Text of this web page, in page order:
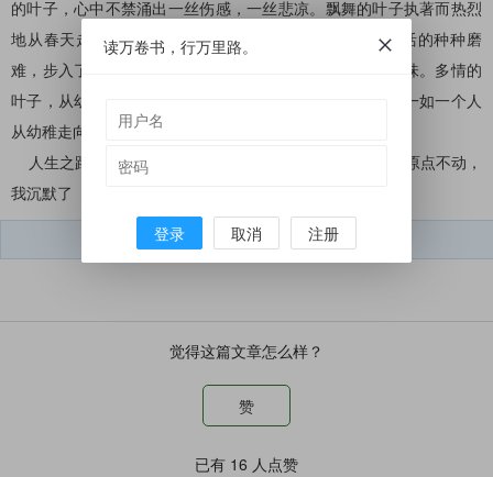
的叶子，心中不禁涌出一丝伤感，一丝悲凉。飘舞的叶子执著而热烈
地从春天走到夏天，经历过炎夏的风风雨雨，承受着生活的种种磨
难，步入了多情金秋的时节，满身的金黄勾露出成熟的韵味。多情的
叶子，从幼稚走向成熟，饱尝了季节带给她的幸与不幸。一如一个人
从幼稚走向成熟，需要经过太多的历练和岁月的雕琢。
人生之路漫漫兮，不知远方为何方?前进，后退，还是在原点不动，
我沉默了
短文学微信号： dwx050212
觉得这篇文章怎么样？
赞
已有 16 人点赞
读万卷书，行万里路。
登录 取消 注册